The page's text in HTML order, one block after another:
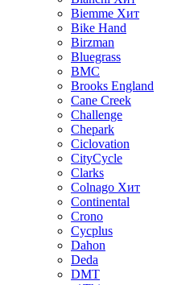
Biemme Хит
Bike Hand
Birzman
Bluegrass
BMC
Brooks England
Cane Creek
Challenge
Chepark
Ciclovation
CityCycle
Clarks
Colnago Хит
Continental
Crono
Cycplus
Dahon
Deda
DMT